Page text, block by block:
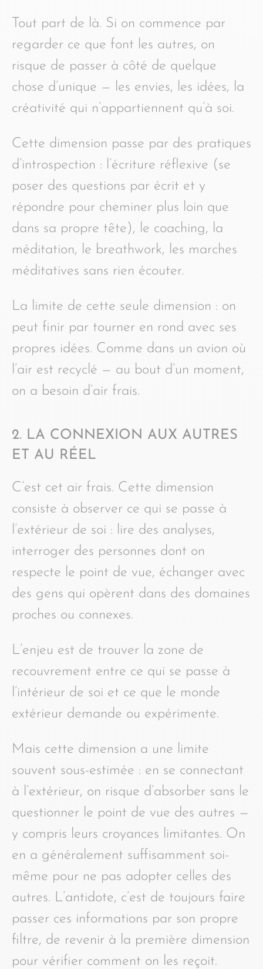
Tout part de là. Si on commence par
regarder ce que font les autres, on
risque de passer à côté de quelque
chose d’unique — les envies, les idées, la
créativité qui n’appartiennent qu’à soi.
Cette dimension passe par des pratiques
d’introspection : l’écriture réflexive (se
poser des questions par écrit et y
répondre pour cheminer plus loin que
dans sa propre tête), le coaching, la
méditation, le breathwork, les marches
méditatives sans rien écouter.
La limite de cette seule dimension : on
peut finir par tourner en rond avec ses
propres idées. Comme dans un avion où
l’air est recyclé — au bout d’un moment,
on a besoin d’air frais.
2. LA CONNEXION AUX AUTRES
ET AU RÉEL
C’est cet air frais. Cette dimension
consiste à observer ce qui se passe à
l’extérieur de soi : lire des analyses,
interroger des personnes dont on
respecte le point de vue, échanger avec
des gens qui opèrent dans des domaines
proches ou connexes.
L’enjeu est de trouver la zone de
recouvrement entre ce qui se passe à
l’intérieur de soi et ce que le monde
extérieur demande ou expérimente.
Mais cette dimension a une limite
souvent sous-estimée : en se connectant
à l’extérieur, on risque d’absorber sans le
questionner le point de vue des autres —
y compris leurs croyances limitantes. On
en a généralement suffisamment soi-
même pour ne pas adopter celles des
autres. L’antidote, c’est de toujours faire
passer ces informations par son propre
filtre, de revenir à la première dimension
pour vérifier comment on les reçoit.